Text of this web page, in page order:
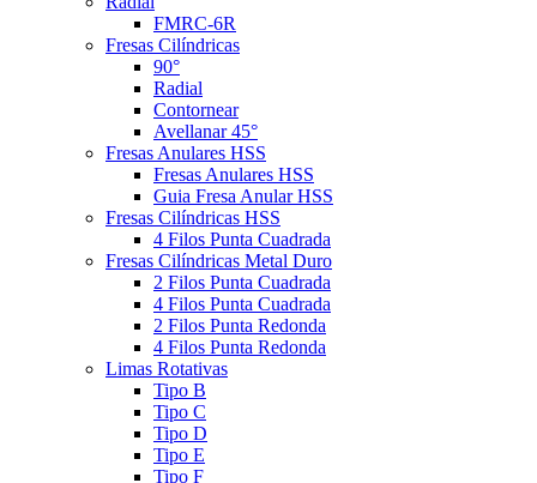
FMRC-6R
Fresas Cilíndricas
90°
Radial
Contornear
Avellanar 45°
Fresas Anulares HSS
Fresas Anulares HSS
Guia Fresa Anular HSS
Fresas Cilíndricas HSS
4 Filos Punta Cuadrada
Fresas Cilíndricas Metal Duro
2 Filos Punta Cuadrada
4 Filos Punta Cuadrada
2 Filos Punta Redonda
4 Filos Punta Redonda
Limas Rotativas
Tipo B
Tipo C
Tipo D
Tipo E
Tipo F